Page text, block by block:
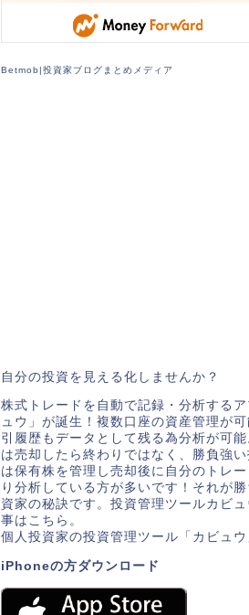
Betmob|投資家ブログまとめメディア
自分の投資を見える化しませんか？
株式トレードを自動で記録・分析する
ュウ」が誕生！複数口座の資産管理が可
引履歴もデータとして残る為分析が可
は売却したら終わりではなく、勝負強
は保有株を管理し売却後に自分のトレー
り分析している方が多いです！それが
資家の秘訣です。投資管理ツールカビ
事はこちら。
個人投資家の投資管理ツール「カビュウ
iPhoneの方ダウンロード